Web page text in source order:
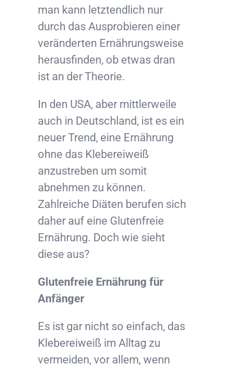
man kann letztendlich nur
durch das Ausprobieren einer
veränderten Ernährungsweise
herausfinden, ob etwas dran
ist an der Theorie.
In den USA, aber mittlerweile
auch in Deutschland, ist es ein
neuer Trend, eine Ernährung
ohne das Klebereiweiß
anzustreben um somit
abnehmen zu können.
Zahlreiche Diäten berufen sich
daher auf eine Glutenfreie
Ernährung. Doch wie sieht
diese aus?
Glutenfreie Ernährung für
Anfänger
Es ist gar nicht so einfach, das
Klebereiweiß im Alltag zu
vermeiden, vor allem, wenn